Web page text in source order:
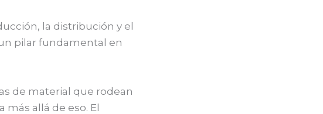
la distribución y el
pilar fundamental en
de material que rodean
allá de eso. El